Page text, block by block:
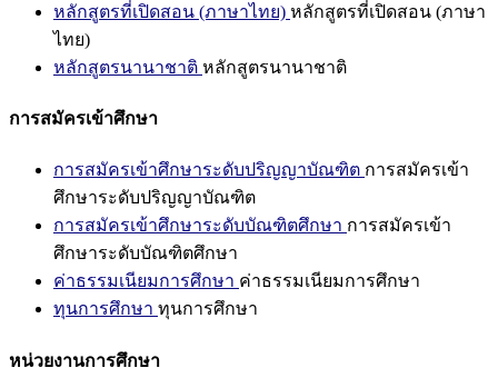
หลักสูตรที่เปิดสอน (ภาษาไทย) หลักสูตรที่เปิดสอน (ภาษา
ไทย)
หลักสูตรนานาชาติ หลักสูตรนานาชาติ
การสมัครเข้าศึกษา
การสมัครเข้าศึกษาระดับปริญญาบัณฑิต การสมัครเข้า
ศึกษาระดับปริญญาบัณฑิต
การสมัครเข้าศึกษาระดับบัณฑิตศึกษา การสมัครเข้า
ศึกษาระดับบัณฑิตศึกษา
ค่าธรรมเนียมการศึกษา ค่าธรรมเนียมการศึกษา
ทุนการศึกษา ทุนการศึกษา
หน่วยงานการศึกษา